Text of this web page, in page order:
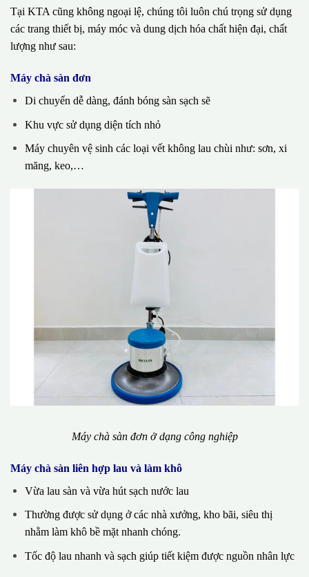
Tại KTA cũng không ngoại lệ, chúng tôi luôn chú trọng sử dụng
các trang thiết bị, máy móc và dung dịch hóa chất hiện đại, chất
lượng như sau:
Máy chà sàn đơn
Di chuyển dễ dàng, đánh bóng sàn sạch sẽ
Khu vực sử dụng diện tích nhỏ
Máy chuyên vệ sinh các loại vết không lau chùi như: sơn, xi
măng, keo,…
Máy chà sàn đơn ở dạng công nghiệp
Máy chà sàn liên hợp lau và làm khô
Vừa lau sàn và vừa hút sạch nước lau
Thường được sử dụng ở các nhà xưởng, kho bãi, siêu thị
nhằm làm khô bề mặt nhanh chóng.
Tốc độ lau nhanh và sạch giúp tiết kiệm được nguồn nhân lực